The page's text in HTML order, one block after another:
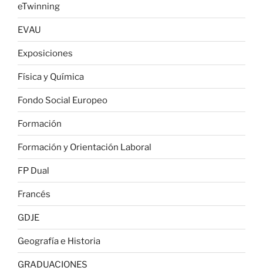
eTwinning
EVAU
Exposiciones
Física y Química
Fondo Social Europeo
Formación
Formación y Orientación Laboral
FP Dual
Francés
GDJE
Geografía e Historia
GRADUACIONES